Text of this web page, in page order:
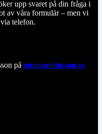
upp svaret på din fråga i
av våra formulär – men vi
telefon.
på gunnarottosson.se